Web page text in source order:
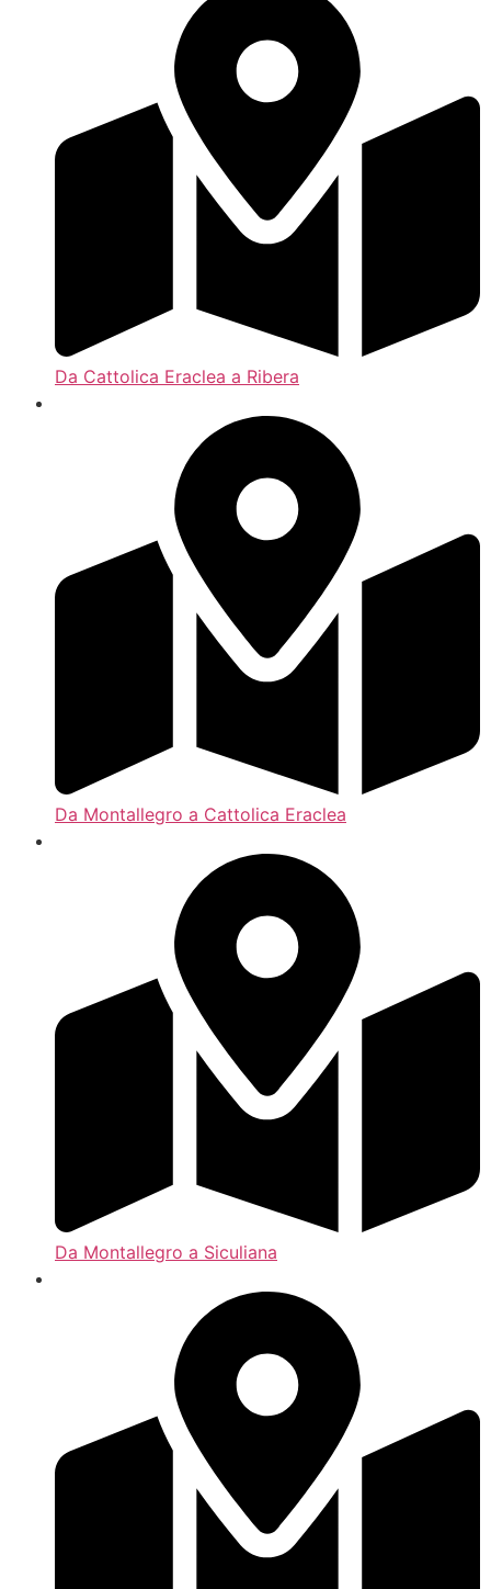
Da Cattolica Eraclea a Ribera
Da Montallegro a Cattolica Eraclea
Da Montallegro a Siculiana